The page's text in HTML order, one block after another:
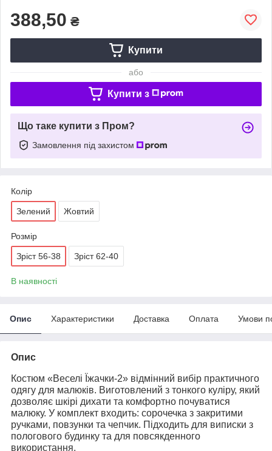
388,50 ₴
Купити
або
Купити з
Що таке купити з Пром?
Замовлення під захистом
Колір
Зелений Жовтий
Розмір
Зріст 56-38 Зріст 62-40
В наявності
Опис Характеристики Доставка Оплата Умови
Опис
Костюм «Веселі Їжачки-2» відмінний вибір практичного
одягу для малюків. Виготовлений з тонкого куліру, який
дозволяє шкірі дихати та комфортно почуватися
малюку. У комплект входить: сорочечка з закритими
ручками, повзунки та чепчик. Підходить для виписки з
пологового будинку та для повсякденного
використання.